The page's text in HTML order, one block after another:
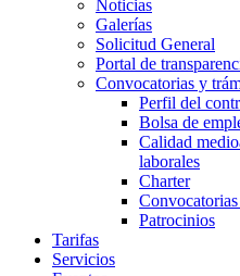
Noticias
Galerías
Solicitud General
Portal de
Convocatorias y
Perfil del
Bolsa de
Calidad
laborales
Charter
Patrocinios
Tarifas
Servicios